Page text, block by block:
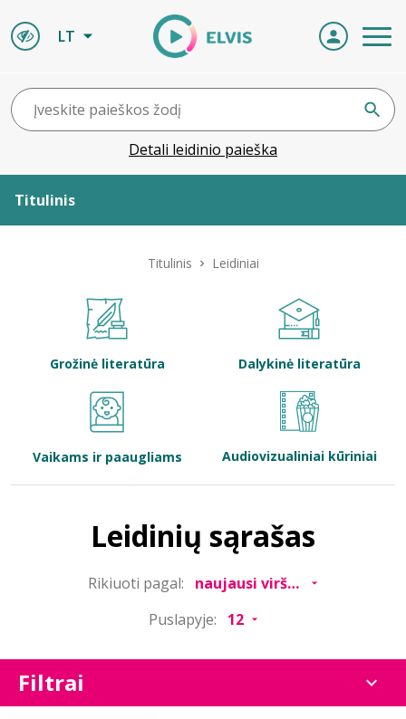
LT
Detali leidinio paieška
Titulinis
Bibliotekoms
Titulinis Leidiniai
Grožinė literatūra Dalykinė literatūra
Vaikams ir paaugliams Audiovizualiniai kūriniai
Leidinių sąrašas
Rikiuoti pagal:
Puslapyje:
Filtrai